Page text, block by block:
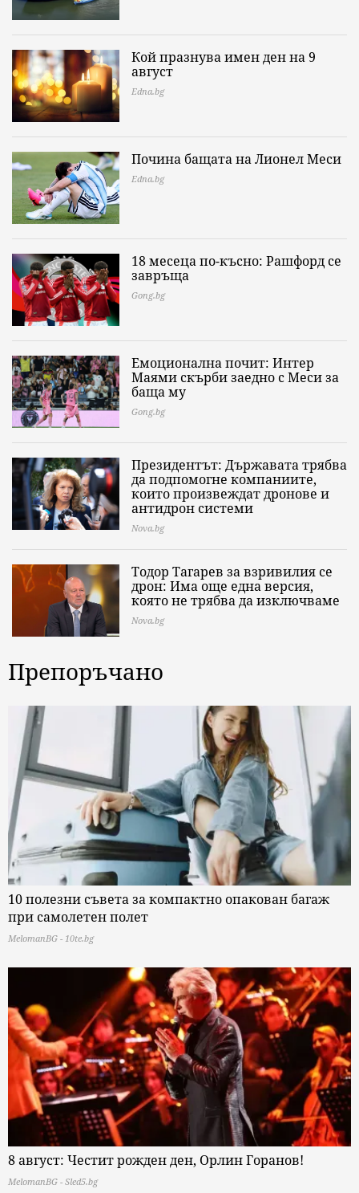
Кой празнува имен ден на 9
август
Edna.bg
Почина бащата на Лионел Меси
Edna.bg
18 месеца по-късно: Рашфорд се
завръща
Gong.bg
Емоционална почит: Интер
Маями скърби заедно с Меси за
баща му
Gong.bg
Президентът: Държавата трябва
да подпомогне компаниите,
които произвеждат дронове и
антидрон системи
Nova.bg
Тодор Тагарев за взривилия се
дрон: Има още една версия,
която не трябва да изключваме
Nova.bg
Препоръчано
10 полезни съвета за компактно опакован багаж
при самолетен полет
MelomanBG - 10te.bg
8 август: Честит рожден ден, Орлин Горанов!
MelomanBG - Sled5.bg